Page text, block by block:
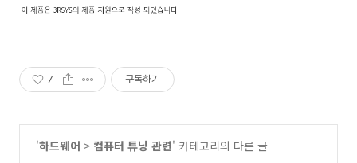
7 구독하기
'하드웨어 > 컴퓨터 튜닝 관련' 카테고리의 다른 글